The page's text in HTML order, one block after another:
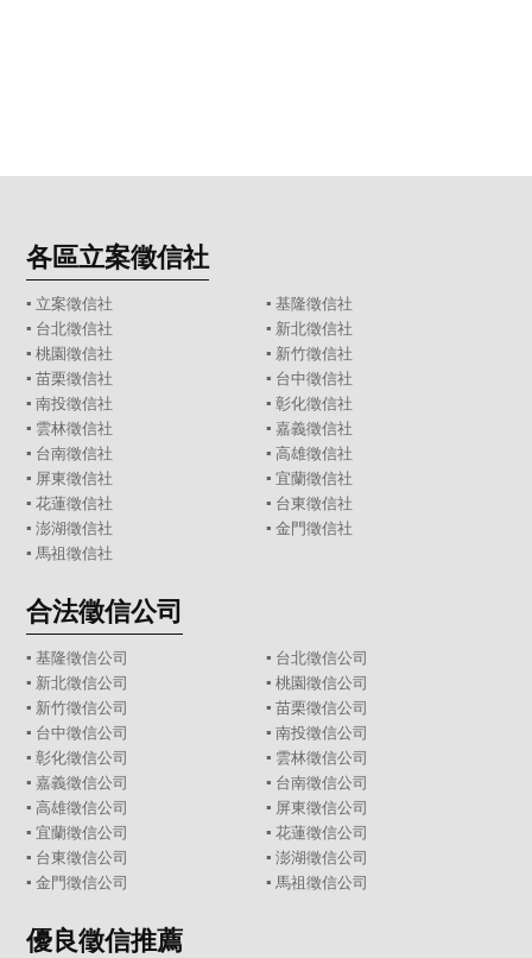
各區立案徵信社
▪ 立案徵信社 ▪ 基隆徵信社
▪ 台北徵信社 ▪ 新北徵信社
▪桃園徵信社 ▪ 新竹徵信社
▪苗栗徵信社 ▪ 台中徵信社
▪南投徵信社 ▪ 彰化徵信社
▪ 雲林徵信社 ▪ 嘉義徵信社
▪ 台南徵信社 ▪ 高雄徵信社
▪ 屏東徵信社 ▪ 宜蘭徵信社
▪花蓮徵信社 ▪ 台東徵信社
▪澎湖徵信社 ▪ 金門徵信社
▪馬祖徵信社
合法徵信公司
▪基隆徵信公司 ▪ 台北徵信公司
▪ 新北徵信公司 ▪ 桃園徵信公司
▪ 新竹徵信公司 ▪ 苗栗徵信公司
▪ 台中徵信公司 ▪ 南投徵信公司
▪彰化徵信公司 ▪ 雲林徵信公司
▪嘉義徵信公司 ▪ 台南徵信公司
▪高雄徵信公司 ▪ 屏東徵信公司
▪宜蘭徵信公司 ▪ 花蓮徵信公司
▪ 台東徵信公司 ▪ 澎湖徵信公司
▪金門徵信公司 ▪ 馬祖徵信公司
優良徵信推薦